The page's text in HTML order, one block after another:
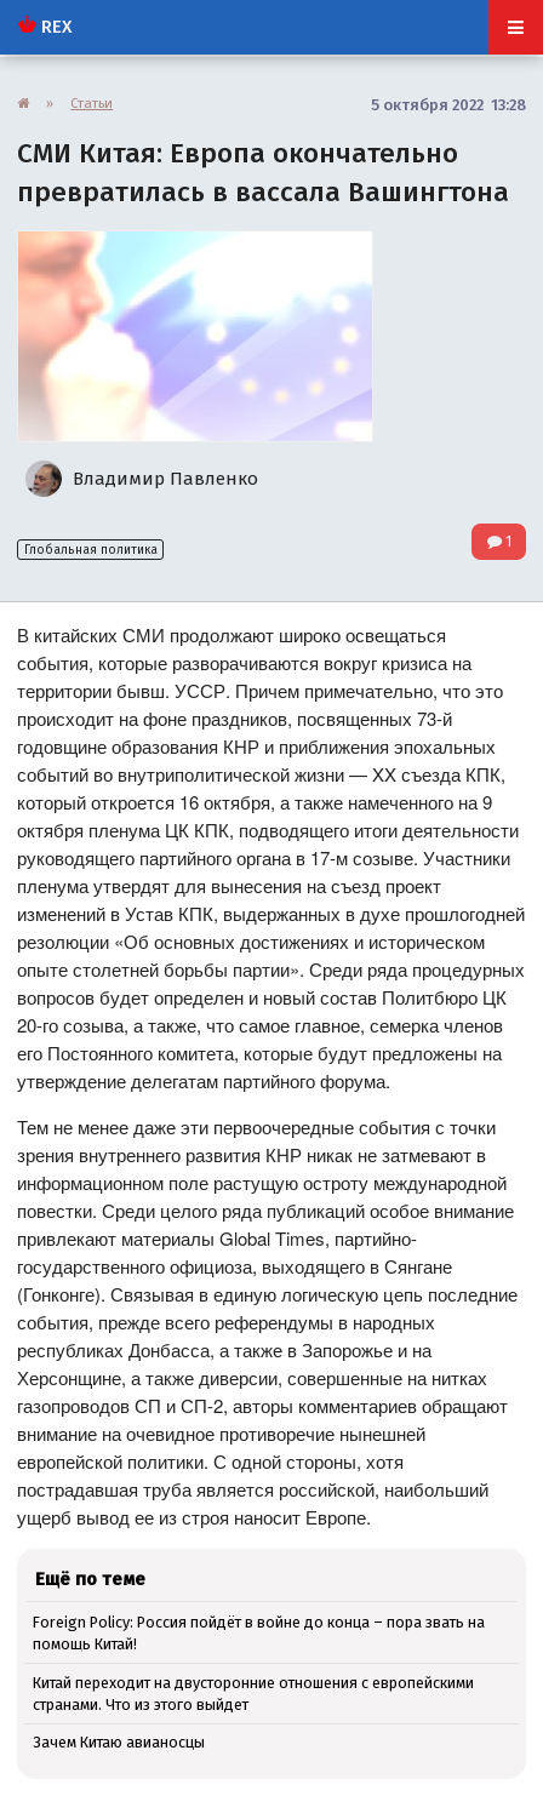
REX
» Статьи 5 октября 2022 13:28
СМИ Китая: Европа окончательно
превратилась в вассала Вашингтона
Владимир Павленко
Глобальная политика 1
В китайских СМИ продолжают широко освещаться
события, которые разворачиваются вокруг кризиса на
территории бывш. УССР. Причем примечательно, что это
происходит на фоне праздников, посвященных 73-й
годовщине образования КНР и приближения эпохальных
событий во внутриполитической жизни — XX съезда КПК,
который откроется 16 октября, а также намеченного на 9
октября пленума ЦК КПК, подводящего итоги деятельности
руководящего партийного органа в 17-м созыве. Участники
пленума утвердят для вынесения на съезд проект
изменений в Устав КПК, выдержанных в духе прошлогодней
резолюции «Об основных достижениях и историческом
опыте столетней борьбы партии». Среди ряда процедурных
вопросов будет определен и новый состав Политбюро ЦК
20-го созыва, а также, что самое главное, семерка членов
его Постоянного комитета, которые будут предложены на
утверждение делегатам партийного форума.
Тем не менее даже эти первоочередные события с точки
зрения внутреннего развития КНР никак не затмевают в
информационном поле растущую остроту международной
повестки. Среди целого ряда публикаций особое внимание
привлекают материалы Global Times, партийно-
государственного официоза, выходящего в Сянгане
(Гонконге). Связывая в единую логическую цепь последние
события, прежде всего референдумы в народных
республиках Донбасса, а также в Запорожье и на
Херсонщине, а также диверсии, совершенные на нитках
газопроводов СП и СП-2, авторы комментариев обращают
внимание на очевидное противоречие нынешней
европейской политики. С одной стороны, хотя
пострадавшая труба является российской, наибольший
ущерб вывод ее из строя наносит Европе.
Ещё по теме
Foreign Policy: Россия пойдёт в войне до конца – пора звать на
помощь Китай!
Китай переходит на двусторонние отношения с европейскими
странами. Что из этого выйдет
Зачем Китаю авианосцы